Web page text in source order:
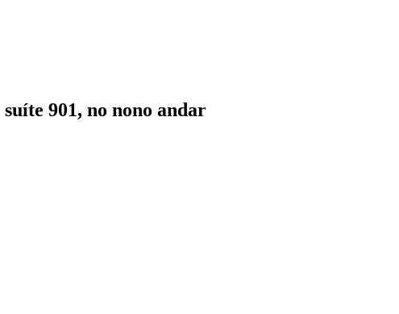
901, no nono andar